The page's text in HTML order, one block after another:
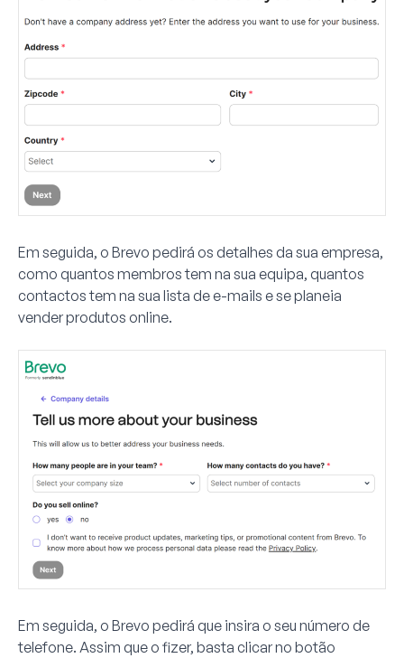
Em seguida, o Brevo pedirá os detalhes da sua empresa,
como quantos membros tem na sua equipa, quantos
contactos tem na sua lista de e-mails e se planeia
vender produtos online.
Em seguida, o Brevo pedirá que insira o seu número de
telefone. Assim que o fizer, basta clicar no botão